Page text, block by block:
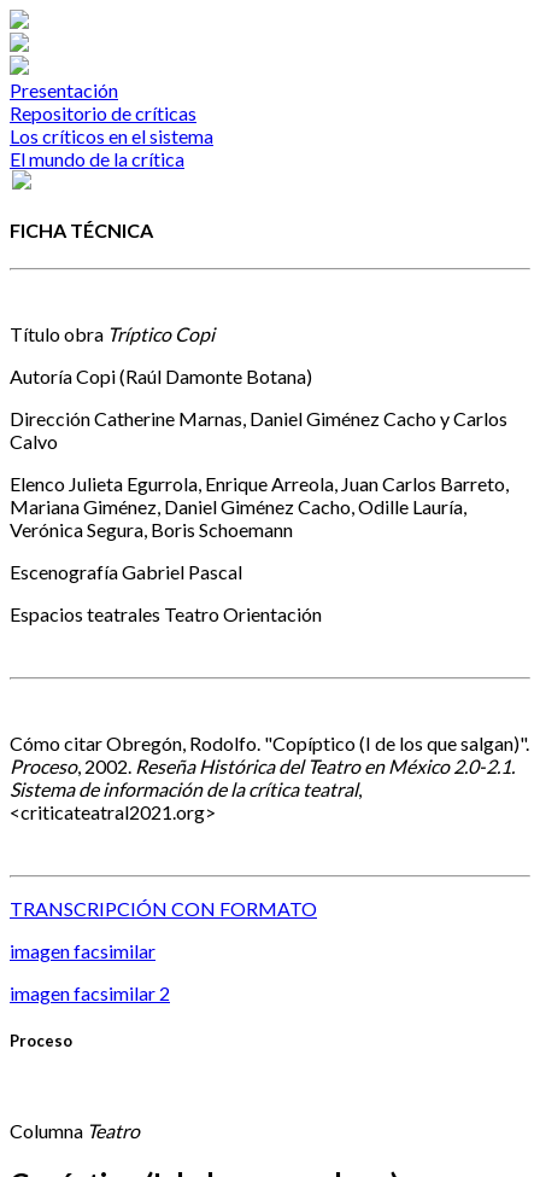
Presentación
Repositorio de críticas
Los críticos en el sistema
El mundo de la crítica
FICHA TÉCNICA
Título obra Tríptico Copi
AutoríaCopi (Raúl Damonte Botana)
DirecciónCatherine Marnas, Daniel Giménez Cacho y Carlos
Calvo
Elenco Julieta Egurrola, Enrique Arreola, Juan Carlos Barreto,
Mariana Giménez, Daniel Giménez Cacho, Odille Lauría,
Verónica Segura, Boris Schoemann
EscenografíaGabriel Pascal
Espacios teatrales Teatro Orientación
Cómo citarObregón, Rodolfo. "Copíptico (I de los que salgan)".
Proceso, 2002. Reseña Histórica del Teatro en México 2.0-2.1.
Sistema de información de la crítica teatral,
<criticateatral2021.org>
TRANSCRIPCIÓN CON FORMATO
imagen facsimilar
imagen facsimilar 2
Proceso
Columna Teatro